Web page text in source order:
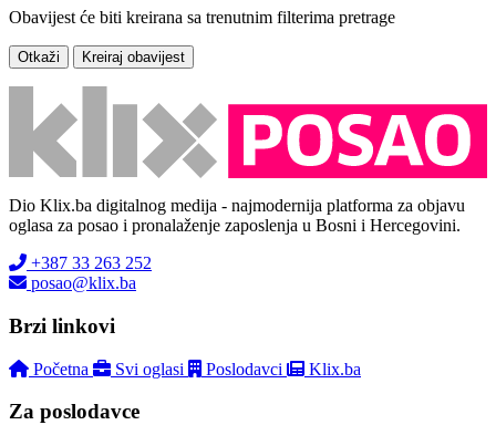
Obavijest će biti kreirana sa trenutnim filterima pretrage
Otkaži Kreiraj obavijest
Dio Klix.ba digitalnog medija - najmodernija platforma za objavu
oglasa za posao i pronalaženje zaposlenja u Bosni i Hercegovini.
+387 33 263 252
posao@klix.ba
Brzi linkovi
Početna Svi oglasi Poslodavci Klix.ba
Za poslodavce